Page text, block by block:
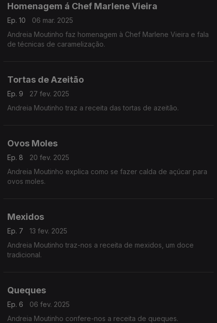
Homenagem á Chef Marlene Vieira
Ep. 10
06 mar. 2025
Andreia Moutinho faz homenagem à Chef Marlene Vieira e fala
de técnicas de caramelização.
Tortas de Azeitão
Ep. 9
27 fev. 2025
Andreia Moutinho traz a receita das tortas de azeitão.
Ovos Moles
Ep. 8
20 fev. 2025
Andreia Moutinho explica como se fazer calda de açúcar para
ovos moles.
Mexidos
Ep. 7
13 fev. 2025
Andreia Moutinho traz-nos a receita de mexidos, um doce
tradicional.
Queques
Ep. 6
06 fev. 2025
Andreia Moutinho confere-nos a receita de queques.